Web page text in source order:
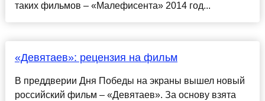
таких фильмов – «Малефисента» 2014 год...
«Девятаев»: рецензия на фильм
В преддверии Дня Победы на экраны вышел новый
российский фильм – «Девятаев». За основу взята